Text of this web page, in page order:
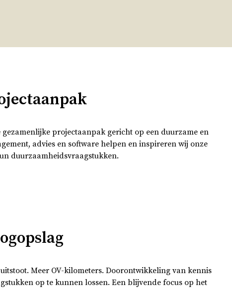
projectaanpak gericht op een duurzame en
advies en software helpen en inspireren wij onze
duurzaamheidsvraagstukken.
Meer OV-kilometers. Doorontwikkeling van kennis
op te kunnen lossen. Een blijvende focus op het